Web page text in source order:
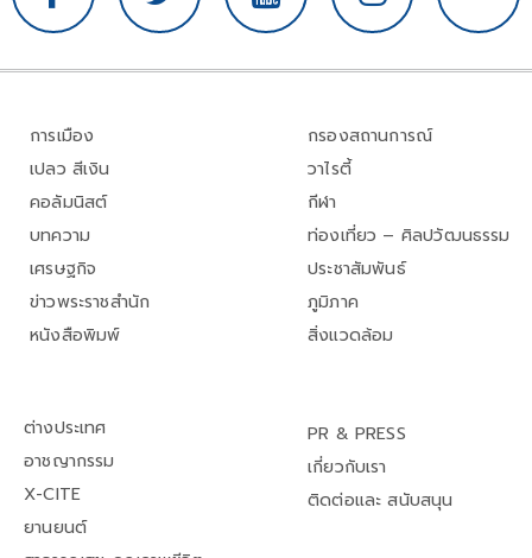
การเมือง
เปลว สีเงิน
คอลัมนิสต์
บทความ
เศรษฐกิจ
ข่าวพระราชสำนัก
หนังสือพิมพ์
กรองสถานการณ์
วาไรตี้
กีฬา
ท่องเที่ยว – ศิลปวัฒนธรรม
ประชาสัมพันธ์
ภูมิภาค
สิ่งแวดล้อม
ต่างประเทศ
อาชญากรรม
X-CITE
ยานยนต์
PR & PRESS
เกี่ยวกับเรา
ติดต่อและ สนับสนุน